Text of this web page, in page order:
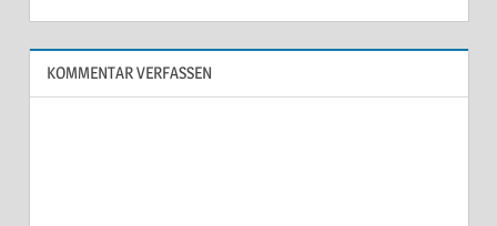
KOMMENTAR VERFASSEN